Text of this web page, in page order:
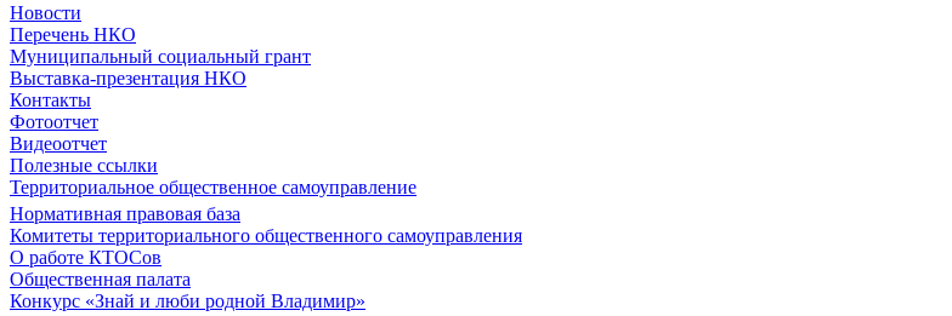
Новости
Перечень НКО
Муниципальный социальный грант
Выставка-презентация НКО
Контакты
Фотоотчет
Видеоотчет
Полезные ссылки
Территориальное общественное самоуправление
Нормативная правовая база
Комитеты территориального общественного самоуправления
О работе КТОСов
Общественная палата
Конкурс «Знай и люби родной Владимир»